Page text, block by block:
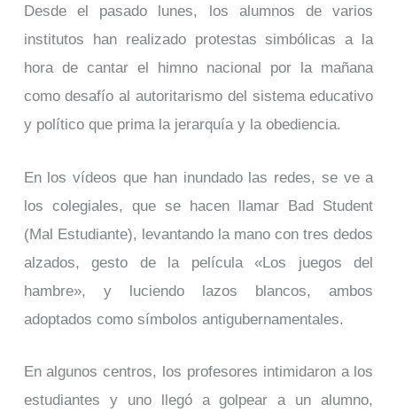
Desde el pasado lunes, los alumnos de varios
institutos han realizado protestas simbólicas a la
hora de cantar el himno nacional por la mañana
como desafío al autoritarismo del sistema educativo
y político que prima la jerarquía y la obediencia.
En los vídeos que han inundado las redes, se ve a
los colegiales, que se hacen llamar Bad Student
(Mal Estudiante), levantando la mano con tres dedos
alzados, gesto de la película «Los juegos del
hambre», y luciendo lazos blancos, ambos
adoptados como símbolos antigubernamentales.
En algunos centros, los profesores intimidaron a los
estudiantes y uno llegó a golpear a un alumno,